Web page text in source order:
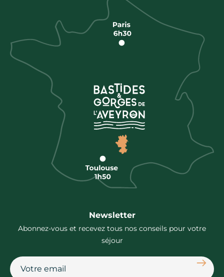
Newsletter
Abonnez-vous et recevez tous nos conseils pour votre
séjour